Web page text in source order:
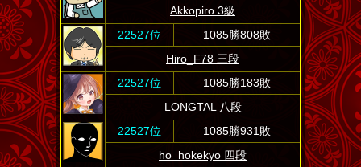
Akkopiro 3級
22527位
1085勝808敗
Hiro_F78 三段
22527位
1085勝183敗
LONGTAL 八段
22527位
1085勝931敗
ho_hokekyo 四段